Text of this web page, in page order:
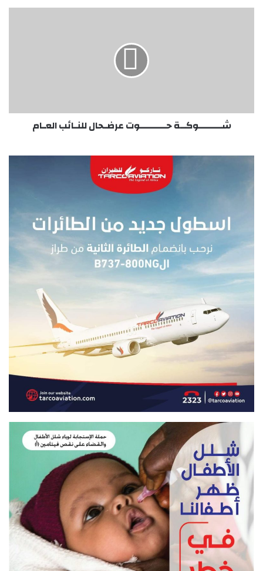
شــــــــوكــة حـــــــــوت عرضـحال للنـائب العـام